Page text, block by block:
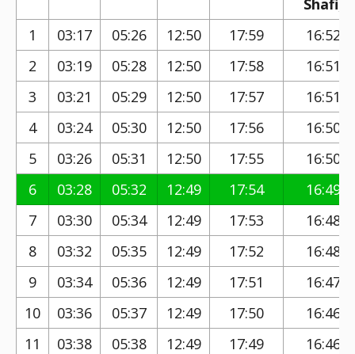
Shafi)
1
03:17 05:26 12:50 17:59
16:52
2
03:19 05:28 12:50 17:58
16:51
3
03:21 05:29 12:50 17:57
16:51
4
03:24 05:30 12:50 17:56
16:50
5
03:26 05:31 12:50 17:55
16:50
6
03:28 05:32 12:49 17:54
16:49
7
03:30 05:34 12:49 17:53
16:48
8
03:32 05:35 12:49 17:52
16:48
9
03:34 05:36 12:49 17:51
16:47
10
03:36 05:37 12:49 17:50
16:46
11
03:38 05:38 12:49 17:49
16:46